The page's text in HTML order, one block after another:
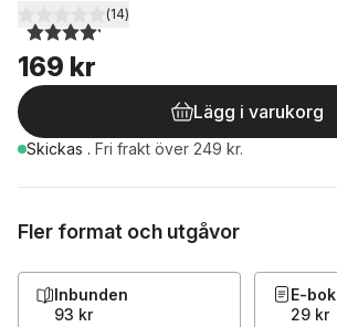
4,2utav 5 stjärnor. Totalt antal röster:
(14)
169 kr
Lägg i varukorg
Skickas . Fri frakt över 249 kr.
Fler format och utgåvor
Inbunden
93 kr
E-bok
29 kr